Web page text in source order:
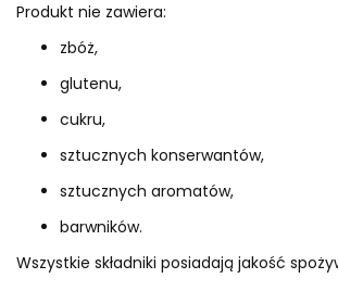
Produkt nie zawiera:
zbóż,
glutenu,
cukru,
sztucznych konserwantów,
sztucznych aromatów,
barwników.
Wszystkie składniki posiadają jakość